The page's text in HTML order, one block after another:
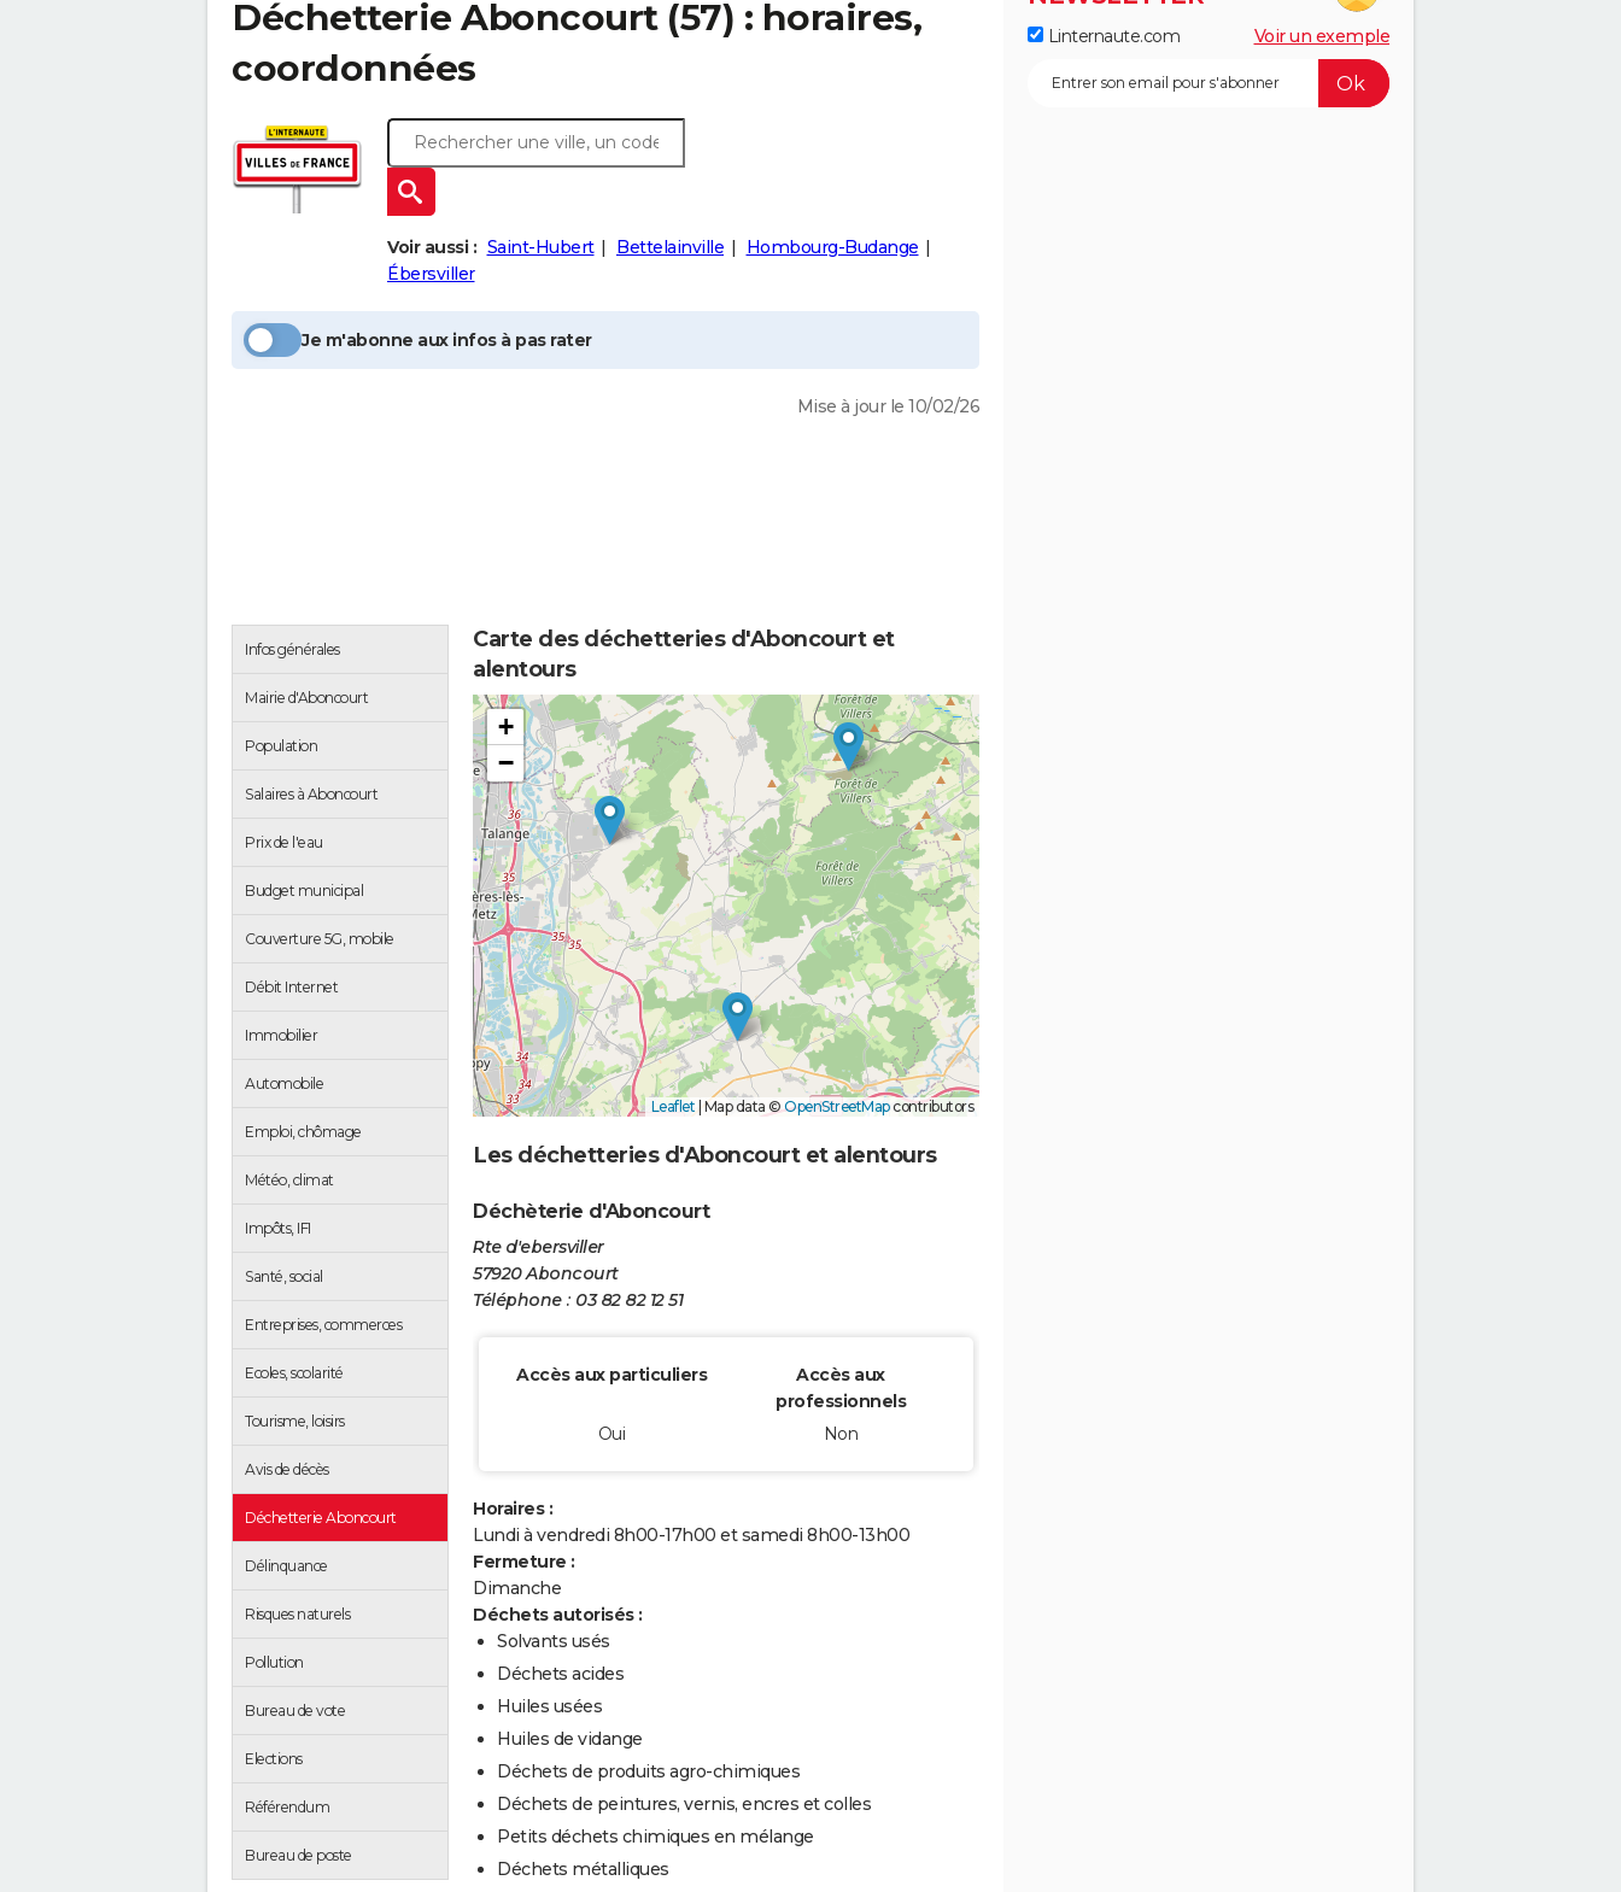
Déchetterie Aboncourt (57) : horaires,
coordonnées
Voir aussi : Saint-Hubert Bettelainville
Hombourg-Budange
Ébersviller
Je m'abonne aux infos à pas rater
Mise à jour le 10/02/26
Infos générales
Mairie d'Aboncourt
Population
Salaires à Aboncourt
Prix de l'eau
Budget municipal
Couverture 5G, mobile
Débit Internet
Immobilier
Automobile
Emploi, chômage
Météo, climat
Impôts, IFI
Santé, social
Entreprises, commerces
Ecoles, scolarité
Tourisme, loisirs
Avis de décès
Déchetterie Aboncourt
Délinquance
Risques naturels
Pollution
Bureau de vote
Elections
Référendum
Bureau de poste
Carte des déchetteries d'Aboncourt et
alentours
+
−
Leaflet Map data ©OpenStreetMapcontributors
Les déchetteries d'Aboncourt et alentours
Déchèterie d'Aboncourt
Rte d'ebersviller
57920 Aboncourt
Téléphone : 03 82 82 12 51
Accès aux particuliers
Accès aux
professionnels
Oui
Non
Horaires :
Lundi à vendredi 8h00-17h00 et samedi 8h00-13h00
Fermeture :
Dimanche
Déchets autorisés :
Solvants usés
Déchets acides
Huiles usées
Huiles de vidange
Déchets de produits agro-chimiques
Déchets de peintures, vernis, encres et colles
Petits déchets chimiques en mélange
Déchets métalliques
Linternaute.com Voir un exemple